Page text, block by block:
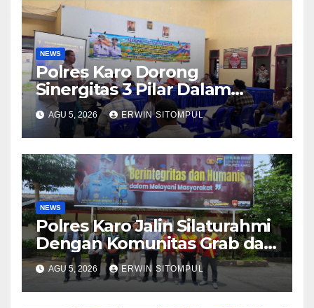
NEWS
Polres Karo Dorong
Sinergitas 3 Pilar Dalam
Pelatihan Pencengahan dan
Mitigasi Bencana Tahun 2026
AGU 5, 2026 ERWIN SITOMPUL
NEWS
Polres Karo Jalin Silaturahmi
Dengan Komunitas Grab dan
Giseh, Perkuat Sinergi Jaga
Kamtibmas Jelang HUT RI
ke-81
AGU 5, 2026 ERWIN SITOMPUL